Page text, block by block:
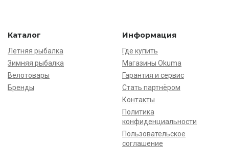
Каталог
Летняя рыбалка
Зимняя рыбалка
Велотовары
Бренды
Информация
Где купить
Магазины Okuma
Гарантия и сервис
Стать партнёром
Контакты
Политика
конфиденциальности
Пользовательское
соглашение